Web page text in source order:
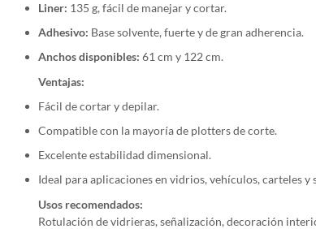
Liner: 135 g, fácil de manejar y cortar.
Adhesivo: Base solvente, fuerte y de gran adherencia.
Anchos disponibles: 61 cm y 122 cm.
Ventajas:
Fácil de cortar y depilar.
Compatible con la mayoría de plotters de corte.
Excelente estabilidad dimensional.
Ideal para aplicaciones en vidrios, vehículos, carteles y
Usos recomendados:
Rotulación de vidrieras, señalización, decoración